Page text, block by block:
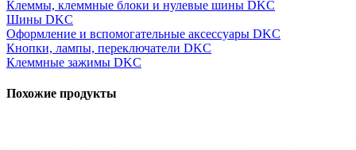
Клеммы, клеммные блоки и нулевые шины DKC
Шины DKC
Оформление и вспомогательные аксессуары DKC
Кнопки, лампы, переключатели DKC
Клеммные зажимы DKC
Похожие продукты